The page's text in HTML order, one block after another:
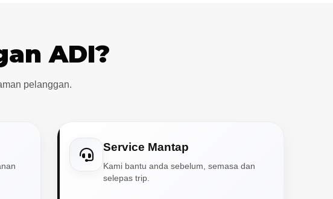
ADI?
pelanggan.
Service Mantap
Kami bantu anda sebelum, semasa dan
selepas trip.